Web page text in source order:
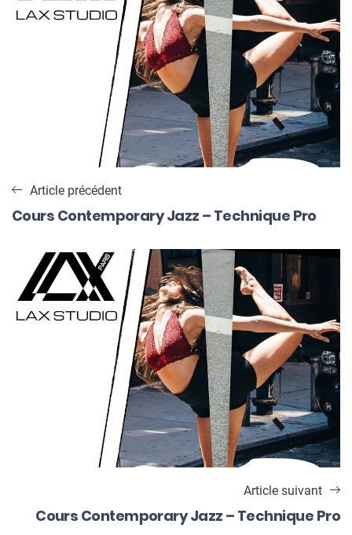
l’article
Article précédent
Cours Contemporary Jazz – Technique Pro
Article suivant
Cours Contemporary Jazz – Technique Pro